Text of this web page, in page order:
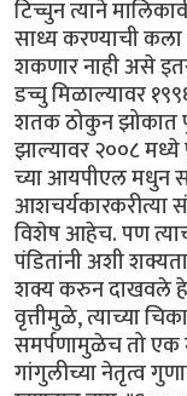
टिच्चुन त्याने
साध्य करण्याची
शकणार नाही असे
डच्चु मिळाल्यावर
शतक ठोकुन झोकात
झाल्यावर २००८
च्या आयपीएल मधुन
आशचर्यकारकरीत्या
विशेष आहेच. पण
पंडितांनी अशी
शक्य करुन दाखवले हे
वृत्तीमुळे, त्याच्या
समर्पणामुळेच तो
गांगुलीच्या नेतृत्व